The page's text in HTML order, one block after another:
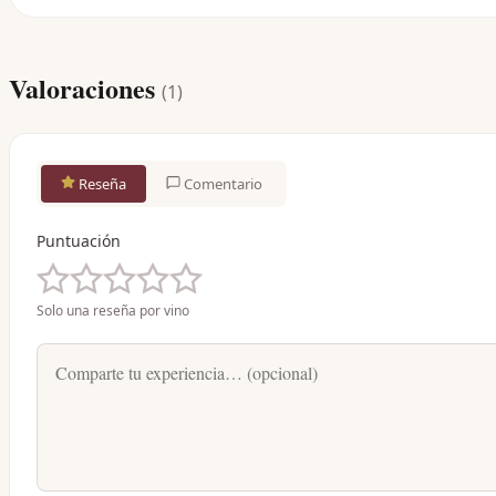
Valoraciones (1)
Reseña Comentario
Puntuación
Solo una reseña por vino